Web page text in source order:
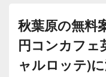
秋葉原の無料
円コンカフェ
ャルロッテ)